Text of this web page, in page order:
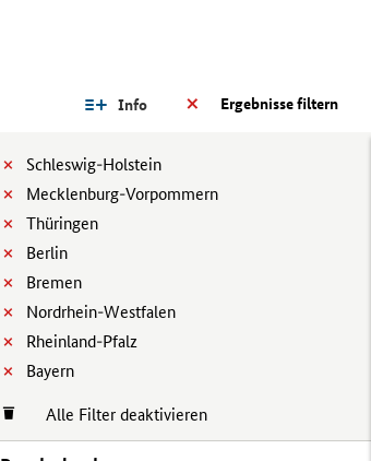
Ergebnisse filtern
Info
Schleswig-Holstein
Mecklenburg-Vorpommern
Thüringen
Berlin
Bremen
Nordrhein-Westfalen
Rheinland-Pfalz
Bayern
Alle Filter deaktivieren